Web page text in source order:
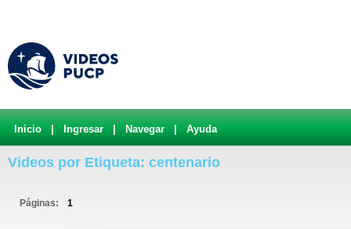
Inicio Ingresar Navegar Ayuda
Videos por Etiqueta: centenario
Páginas: 1